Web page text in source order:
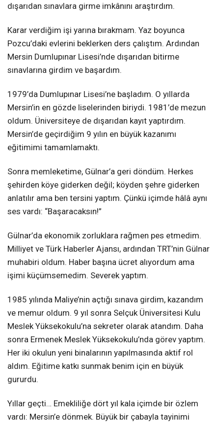
dışarıdan sınavlara girme imkânını araştırdım.
Karar verdiğim işi yarına bırakmam. Yaz boyunca
Pozcu’daki evlerini beklerken ders çalıştım. Ardından
Mersin Dumlupınar Lisesi’nde dışarıdan bitirme
sınavlarına girdim ve başardım.
1979’da Dumlupınar Lisesi’ne başladım. O yıllarda
Mersin’in en gözde liselerinden biriydi. 1981’de mezun
oldum. Üniversiteye de dışarıdan kayıt yaptırdım.
Mersin’de geçirdiğim 9 yılın en büyük kazanımı
eğitimimi tamamlamaktı.
Sonra memleketime, Gülnar’a geri döndüm. Herkes
şehirden köye giderken değil; köyden şehre giderken
anlatılır ama ben tersini yaptım. Çünkü içimde hâlâ aynı
ses vardı: “Başaracaksın!”
Gülnar’da ekonomik zorluklara rağmen pes etmedim.
Milliyet ve Türk Haberler Ajansı, ardından TRT’nin Gülnar
muhabiri oldum. Haber başına ücret alıyordum ama
işimi küçümsemedim. Severek yaptım.
1985 yılında Maliye’nin açtığı sınava girdim, kazandım
ve memur oldum. 9 yıl sonra Selçuk Üniversitesi Kulu
Meslek Yüksekokulu’na sekreter olarak atandım. Daha
sonra Ermenek Meslek Yüksekokulu’nda görev yaptım.
Her iki okulun yeni binalarının yapılmasında aktif rol
aldım. Eğitime katkı sunmak benim için en büyük
gururdu.
Yıllar geçti… Emekliliğe dört yıl kala içimde bir özlem
vardı: Mersin’e dönmek. Büyük bir çabayla tayinimi